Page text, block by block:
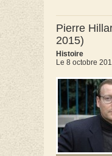
Pierre
2015)
Histoire
Le 8 octobre